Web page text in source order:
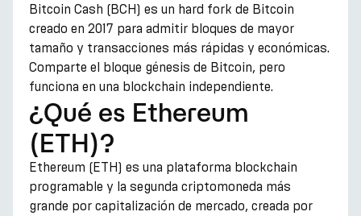
Bitcoin Cash (BCH) es un hard fork de Bitcoin
creado en 2017 para admitir bloques de mayor
tamaño y transacciones más rápidas y económicas.
Comparte el bloque génesis de Bitcoin, pero
funciona en una blockchain independiente.
¿Qué es Ethereum
(ETH)?
Ethereum (ETH) es una plataforma blockchain
programable y la segunda criptomoneda más
grande por capitalización de mercado, creada por